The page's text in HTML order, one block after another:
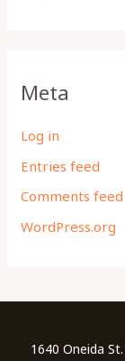
Meta
Log in
Entries feed
Comments feed
WordPress.org
1640 Oneida